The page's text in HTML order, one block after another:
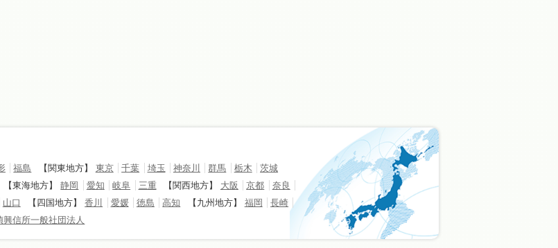
福島 【関東地方】 東京 千葉 埼玉 神奈川 群馬 栃木
茨城
【東海地方】 静岡 愛知 岐阜 三重 【関西地方】 大阪 京都
奈良
山口 【四国地方】 香川 愛媛 徳島 高知 【九州地方】 福岡
長崎
興信所一般社団法人